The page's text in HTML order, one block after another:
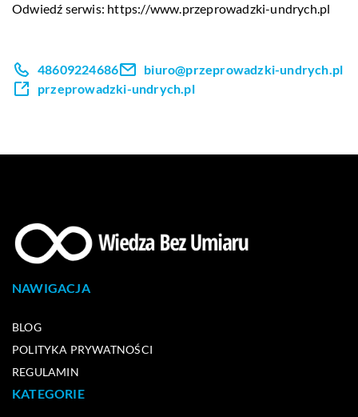
Odwiedź serwis: https://www.przeprowadzki-undrych.pl
48609224686
biuro@przeprowadzki-undrych.pl
przeprowadzki-undrych.pl
NAWIGACJA
BLOG
POLITYKA PRYWATNOŚCI
REGULAMIN
KATEGORIE